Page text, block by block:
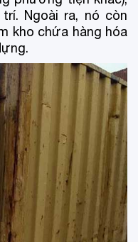
Ngoài ra, nó còn
kho chứa hàng hóa